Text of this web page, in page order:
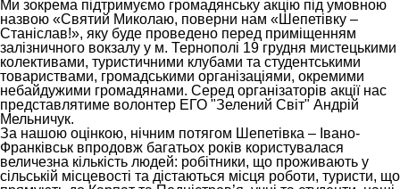
Ми зокрема підтримуємо громадянську акцію під умовною
назвою «Святий Миколаю, поверни нам «Шепетівку –
Станіслав!», яку буде проведено перед приміщенням
залізничного вокзалу у м. Тернополі 19 грудня мистецькими
колективами, туристичними клубами та студентськими
товариствами, громадськими організаціями, окремими
небайдужими громадянами. Серед організаторів акції нас
представлятиме волонтер ЕГО "Зелений Світ" Андрій
Мельничук.
За нашою оцінкою, нічним потягом Шепетівка – Івано-
Франківськ впродовж багатьох років користувалася
величезна кількість людей: робітники, що проживають у
сільській місцевості та дістаються місця роботи, туристи, що